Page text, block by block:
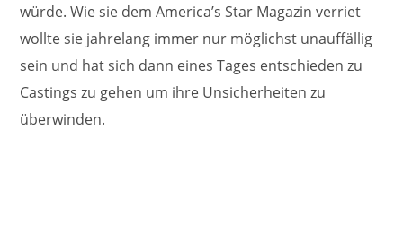
würde. Wie sie dem America’s Star Magazin verriet
wollte sie jahrelang immer nur möglichst unauffällig
sein und hat sich dann eines Tages entschieden zu
Castings zu gehen um ihre Unsicherheiten zu
überwinden.